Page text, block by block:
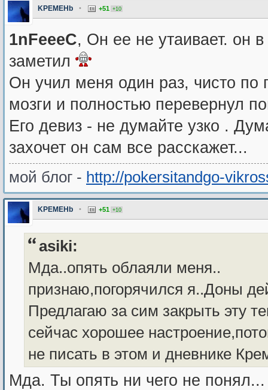
KPEMEHb • +51 +10
1nFeeeC, Он ее не утаивает. он
заметил
Он учил меня один раз, чисто
мозги и полностью перевернул
Его девиз - не думайте узко .
захочет он сам все расскажет...
мой блог - http://pokersitandgo-
KPEMEHb • +51 +10
asiki:
Мда..опять облаяли меня..
признаю,погорячился я..Доны
Предлагаю за сим закрыть эту
сейчас хорошее
не писать в этом и дневнике
Мда. Ты опять ни чего не